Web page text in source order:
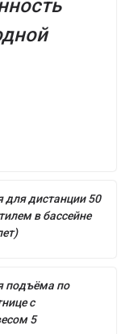
дистанции 50
в бассейне
подъёма по
с
5